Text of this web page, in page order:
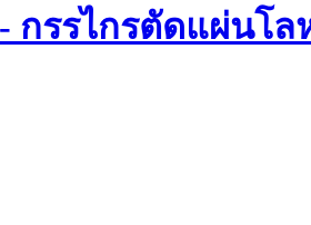
กรรไกรตัดแผ่นโล